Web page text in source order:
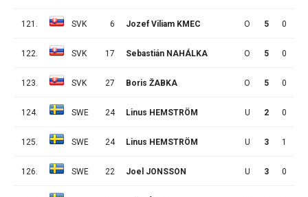
121. SVK 6 Jozef Viliam KMEC O 5 0
122. SVK 17 Sebastián NAHÁLKA O 5 0
123. SVK 27 Boris ŽABKA O 5 0
124. SWE 24 Linus HEMSTRÖM U 2 0
125. SWE 24 Linus HEMSTRÖM U 3 1
126. SWE 22 Joel JONSSON U 3 0